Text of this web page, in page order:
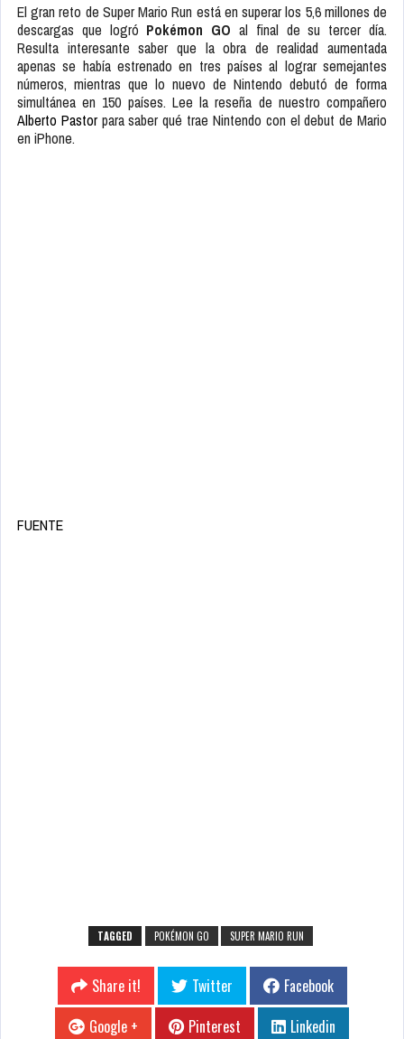
El gran reto de Super Mario Run está en superar los 5,6 millones de
descargas que logró Pokémon GO al final de su tercer día.
Resulta interesante saber que la obra de realidad aumentada
apenas se había estrenado en tres países al lograr semejantes
números, mientras que lo nuevo de Nintendo debutó de forma
simultánea en 150 países. Lee la reseña de nuestro compañero
Alberto Pastorpara saber qué trae Nintendo con el debut de Mario
en iPhone.
FUENTE
TAGGED POKÉMON GO SUPER MARIO RUN
Share it! Twitter
Facebook
Google +
Pinterest Linkedin